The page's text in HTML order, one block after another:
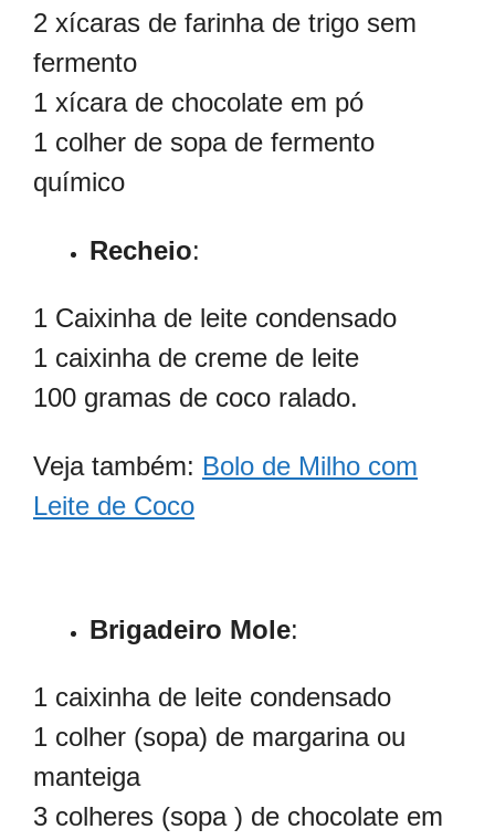
2 xícaras de farinha de trigo sem
fermento
1 xícara de chocolate em pó
1 colher de sopa de fermento
químico
Recheio:
1 Caixinha de leite condensado
1 caixinha de creme de leite
100 gramas de coco ralado.
Veja também: Bolo de Milho com
Leite de Coco
Brigadeiro Mole:
1 caixinha de leite condensado
1 colher (sopa) de margarina ou
manteiga
3 colheres (sopa ) de chocolate em